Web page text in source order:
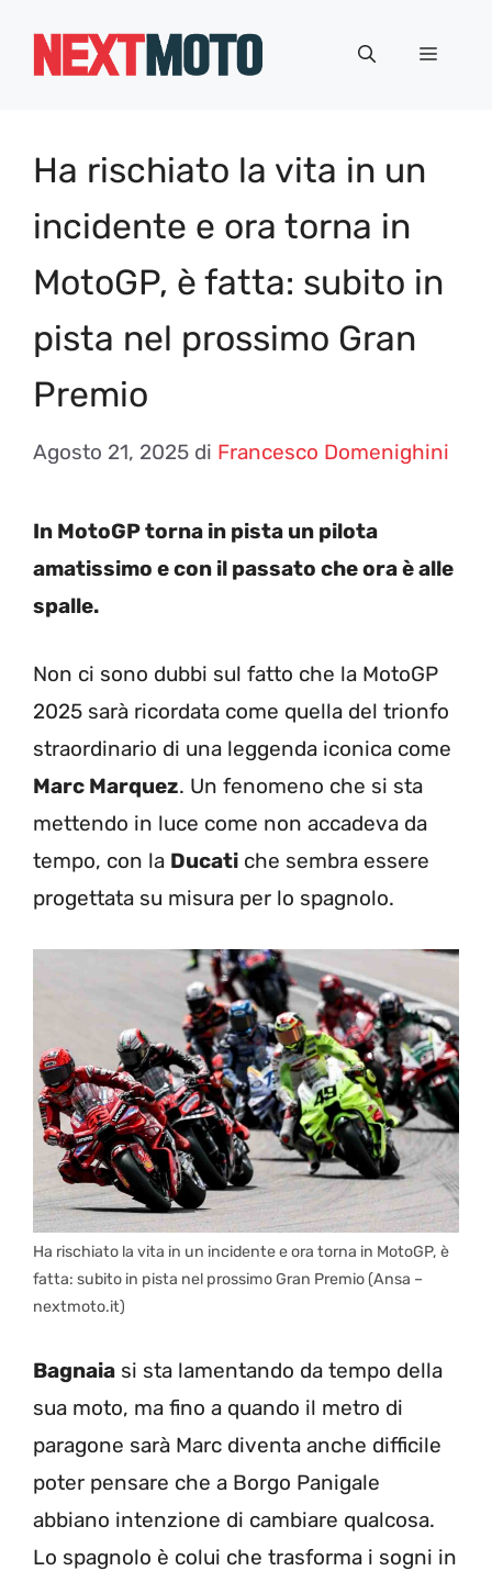
Menu
Ha rischiato la vita in un
incidente e ora torna in
MotoGP, è fatta: subito in
pista nel prossimo Gran
Premio
Agosto 21, 2025 di Francesco Domenighini
In MotoGP torna in pista un pilota
amatissimo e con il passato che ora è alle
spalle.
Non ci sono dubbi sul fatto che la MotoGP
2025 sarà ricordata come quella del trionfo
straordinario di una leggenda iconica come
Marc Marquez. Un fenomeno che si sta
mettendo in luce come non accadeva da
tempo, con la Ducati che sembra essere
progettata su misura per lo spagnolo.
Ha rischiato la vita in un incidente e ora torna in MotoGP, è
fatta: subito in pista nel prossimo Gran Premio (Ansa –
nextmoto.it)
Bagnaia si sta lamentando da tempo della
sua moto, ma fino a quando il metro di
paragone sarà Marc diventa anche difficile
poter pensare che a Borgo Panigale
abbiano intenzione di cambiare qualcosa.
Lo spagnolo è colui che trasforma i sogni in